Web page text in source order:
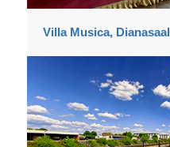
Villa Musica, Dianasaal